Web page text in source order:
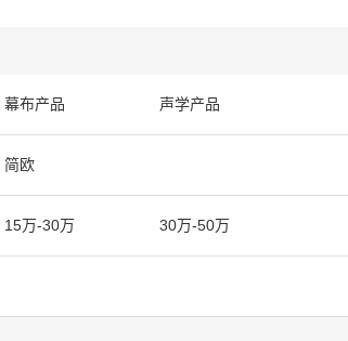
幕布产品 声学产品
简欧
15万-30万 30万-50万